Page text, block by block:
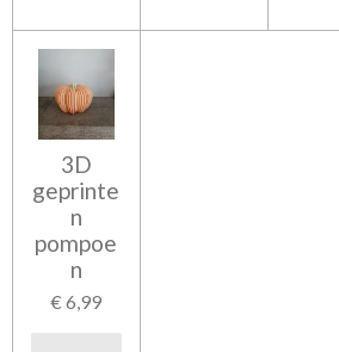
3D
geprinte
n
pompoe
n
€ 6,99